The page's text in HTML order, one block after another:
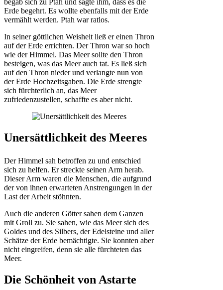
Erde begehrt. Es wollte ebenfalls mit der Erde
vermählt werden. Ptah war ratlos.
In seiner göttlichen Weisheit ließ er einen Thron
auf der Erde errichten. Der Thron war so hoch
wie der Himmel. Das Meer sollte den Thron
besteigen, was das Meer auch tat. Es ließ sich
auf den Thron nieder und verlangte nun von
der Erde Hochzeitsgaben. Die Erde strengte
sich fürchterlich an, das Meer
zufriedenzustellen, schaffte es aber nicht.
Unersättlichkeit des Meeres
Der Himmel sah betroffen zu und entschied
sich zu helfen. Er streckte seinen Arm herab.
Dieser Arm waren die Menschen, die aufgrund
der von ihnen erwarteten Anstrengungen in der
Last der Arbeit stöhnten.
Auch die anderen Götter sahen dem Ganzen
mit Groll zu. Sie sahen, wie das Meer sich des
Goldes und des Silbers, der Edelsteine und aller
Schätze der Erde bemächtigte. Sie konnten aber
nicht eingreifen, denn sie alle fürchteten das
Meer.
Die Schönheit von Astarte